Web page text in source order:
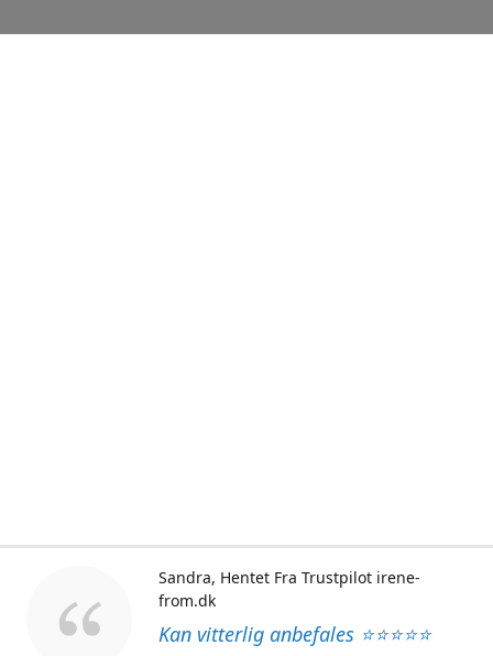
Kan vitterlig anbefales ⭐⭐⭐⭐⭐
Sandra Hentet Fra Trustpilot irene-
from.dk